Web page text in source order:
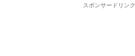
スポンサードリンク